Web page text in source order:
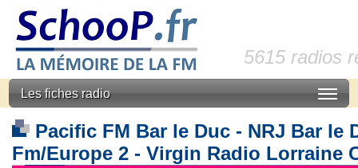
5615 radios
Les fiches radio
Pacific FM Bar le Duc - NRJ Bar le
Fm/Europe 2 - Virgin Radio Lorraine